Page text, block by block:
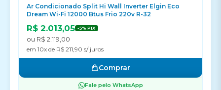
Ar Condicionado Split Hi Wall Inverter Elgin Eco
Dream Wi-Fi 12000 Btus Frio 220v R-32
R$ 2.013,05 -5% PIX
ou R$ 2.119,00
em 10x de R$ 211,90 s/ juros
Comprar
Fale pelo WhatsApp